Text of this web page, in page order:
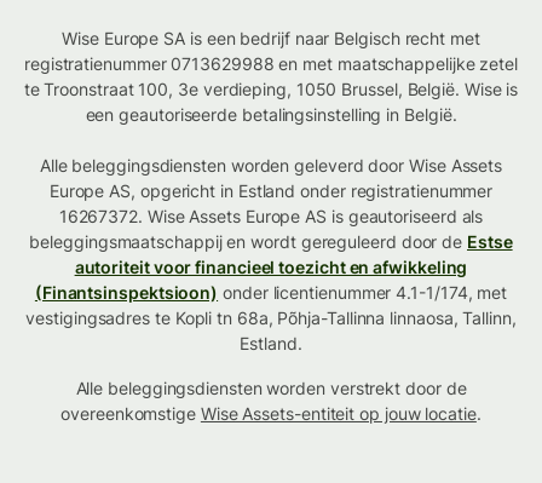
Wise Europe SA is een bedrijf naar Belgisch recht met
registratienummer 0713629988 en met maatschappelijke zetel
te Troonstraat 100, 3e verdieping, 1050 Brussel, België. Wise is
een geautoriseerde betalingsinstelling in België.
Alle beleggingsdiensten worden geleverd door Wise Assets
Europe AS, opgericht in Estland onder registratienummer
16267372. Wise Assets Europe AS is geautoriseerd als
beleggingsmaatschappij en wordt gereguleerd door de Estse
autoriteit voor financieel toezicht en afwikkeling
(Finantsinspektsioon) onder licentienummer 4.1-1/174, met
vestigingsadres te Kopli tn 68a, Põhja-Tallinna linnaosa, Tallinn,
Estland.
Alle beleggingsdiensten worden verstrekt door de
overeenkomstige Wise Assets-entiteit op jouw locatie.